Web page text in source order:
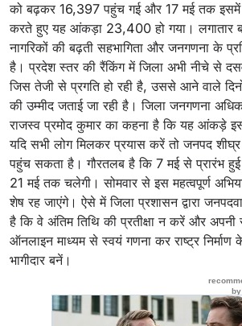
को बढ़कर 16,397 पहुंच गई और 17 मई तक इसमें
करते हुए यह आंकड़ा 23,400 हो गया। लगातार
नागरिकों की बढ़ती सहभागिता और जनगणना के
है। प्रदेश स्तर की रैंकिंग में जिला अभी नीचे से
जिस तेजी से प्रगति हो रही है, उससे आने वाले
की उम्मीद जताई जा रही है। जिला जनगणना
राजस्व प्रमोद कुमार का कहना है कि यह आंकड़े
यदि सभी लोग मिलकर प्रयास करें तो जनपद शीघ्र
पहुंच सकता है। गौरतलब है कि 7 मई से प्रारंभ हुई
21 मई तक चलेगी। सोमवार से इस महत्वपूर्ण
शेष रह जाएंगे। ऐसे में जिला प्रशासन द्वारा
है कि वे अंतिम तिथि की प्रतीक्षा न करें और
ऑनलाइन माध्यम से स्वयं गणना कर राष्ट्र निर्माण
भागीदार बनें।